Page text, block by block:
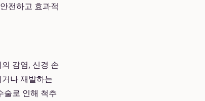
전하고 효과적
감염, 신경 손
나 재발하는
로 인해 척추